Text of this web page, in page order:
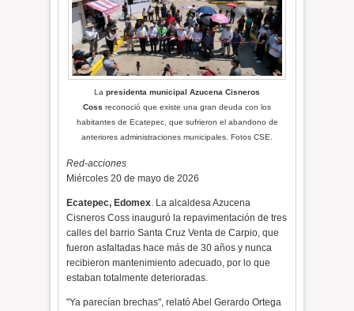
La presidenta municipal Azucena Cisneros
Coss reconoció que existe una gran deuda con los
habitantes de Ecatepec, que sufrieron el abandono de
anteriores administraciones municipales. Fotos CSE.
Red-acciones
Miércoles 20 de mayo de 2026
Ecatepec, Edomex. La alcaldesa Azucena
Cisneros Coss inauguró la repavimentación de tres
calles del barrio Santa Cruz Venta de Carpio, que
fueron asfaltadas hace más de 30 años y nunca
recibieron mantenimiento adecuado, por lo que
estaban totalmente deterioradas.
"Ya parecían brechas", relató Abel Gerardo Ortega